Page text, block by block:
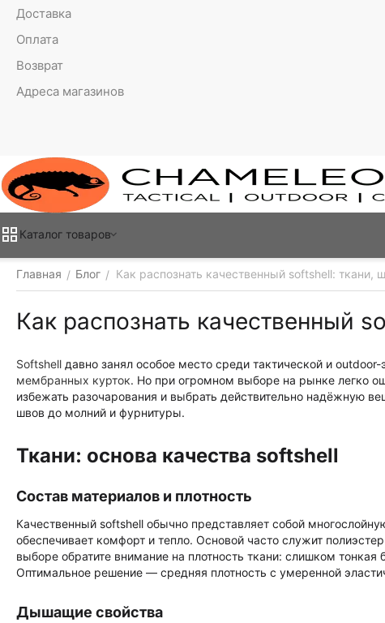
Доставка
Оплата
Возврат
Адреса магазинов
Каталог товаров
Главная / Блог / Как распознать качественный softshell: ткани,
Как распознать качественный
Softshell давно занял особое место среди тактической и
мембранных курток. Но при огромном выборе на рынке легко
избежать разочарования и выбрать действительно надёжную
швов до молний и фурнитуры.
Ткани: основа качества softshell
Состав материалов и плотность
Качественный softshell обычно представляет собой
обеспечивает комфорт и тепло. Основой часто служит
выборе обратите внимание на плотность ткани: слишком
Оптимальное решение — средняя плотность с умеренной
Дышащие свойства